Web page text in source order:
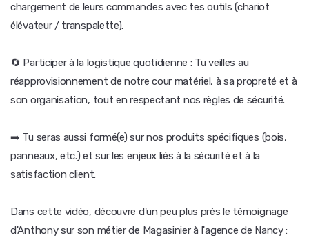
chargement de leurs commandes avec tes outils (chariot
élévateur / transpalette).
🔄 Participer à la logistique quotidienne : Tu veilles au
réapprovisionnement de notre cour matériel, à sa propreté et à
son organisation, tout en respectant nos règles de sécurité.
➡️ Tu seras aussi formé(e) sur nos produits spécifiques (bois,
panneaux, etc.) et sur les enjeux liés à la sécurité et à la
satisfaction client.
Dans cette vidéo, découvre d'un peu plus près le témoignage
d'Anthony sur son métier de Magasinier à l'agence de Nancy :